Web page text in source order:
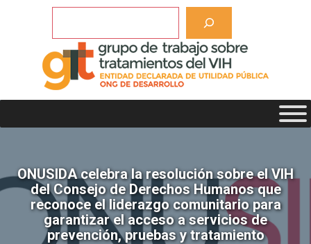
ONUSIDA celebra la resolución sobre el VIH
del Consejo de Derechos Humanos que
reconoce el liderazgo comunitario para
garantizar el acceso a servicios de
prevención, pruebas y tratamiento